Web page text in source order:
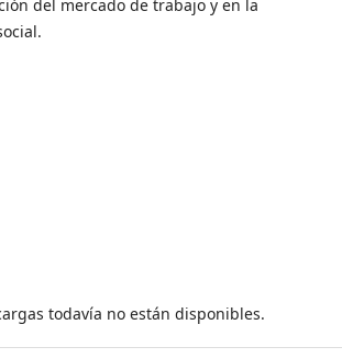
del mercado de trabajo y en la
todavía no están disponibles.